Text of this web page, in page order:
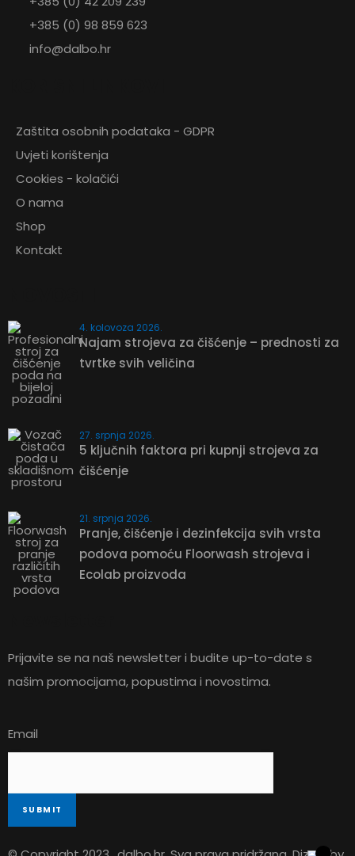
+385 (0) 98 859 623
info@dalbo.hr
Zaštita osobnih podataka - GDPR
Uvjeti korištenja
Cookies - kolačići
O nama
Shop
Kontakt
4. kolovoza 2026.
Najam strojeva za čišćenje – prednosti za
tvrtke svih veličina
27. srpnja 2026.
5 ključnih faktora pri kupnji strojeva za
čišćenje
21. srpnja 2026.
Pranje, čišćenje i dezinfekcija svih vrsta
podova pomoću Floorwash strojeva i
Ecolab proizvoda
Prijavite se na naš newsletter i budite up-to-date s
našim promocijama, popustima i novostima.
Email